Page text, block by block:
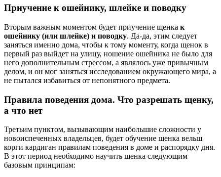
Приучение к ошейнику, шлейке и поводку
Вторым важным моментом будет приучение щенка к
ошейнику (или шлейке) и поводку. Да-да, этим следует
заняться именно дома, чтобы к тому моменту, когда щенок в
первый раз выйдет на улицу, ношение ошейника не было для
него дополнительным стрессом, а являлось уже привычным
делом, и он мог заняться исследованием окружающего мира, а
не пытался избавиться от непонятного предмета.
Правила поведения дома. Что разрешать щенку,
а что нет
Третьим пунктом, вызывающим наибольшие сложности у
новоиспеченных владельцев, будет обучение щенка вельш
корги кардиган правилам поведения в доме и распорядку дня.
В этот период необходимо научить щенка следующим
базовым принципам: